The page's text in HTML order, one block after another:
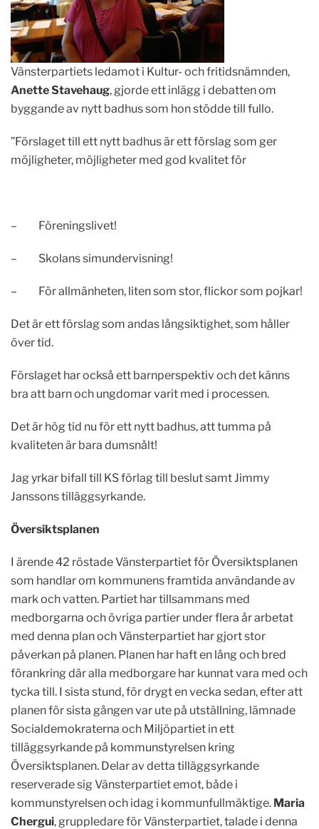
Vänsterpartiets ledamot i Kultur- och fritidsnämnden,
Anette Stavehaug, gjorde ett inlägg i debatten om
byggande av nytt badhus som hon stödde till fullo.
”Förslaget till ett nytt badhus är ett förslag som ger
möjligheter, möjligheter med god kvalitet för
– Föreningslivet!
– Skolans simundervisning!
– För allmänheten, liten som stor, flickor som pojkar!
Det är ett förslag som andas långsiktighet, som håller
över tid.
Förslaget har också ett barnperspektiv och det känns
bra att barn och ungdomar varit med i processen.
Det är hög tid nu för ett nytt badhus, att tumma på
kvaliteten är bara dumsnålt!
Jag yrkar bifall till KS förlag till beslut samt Jimmy
Janssons tilläggsyrkande.
Översiktsplanen
I ärende 42 röstade Vänsterpartiet för Översiktsplanen
som handlar om kommunens framtida användande av
mark och vatten. Partiet har tillsammans med
medborgarna och övriga partier under flera år arbetat
med denna plan och Vänsterpartiet har gjort stor
påverkan på planen. Planen har haft en lång och bred
förankring där alla medborgare har kunnat vara med och
tycka till. I sista stund, för drygt en vecka sedan, efter att
planen för sista gången var ute på utställning, lämnade
Socialdemokraterna och Miljöpartiet in ett
tilläggsyrkande på kommunstyrelsen kring
Översiktsplanen. Delar av detta tilläggsyrkande
reserverade sig Vänsterpartiet emot, både i
kommunstyrelsen och idag i kommunfullmäktige. Maria
Chergui, gruppledare för Vänsterpartiet, talade i denna